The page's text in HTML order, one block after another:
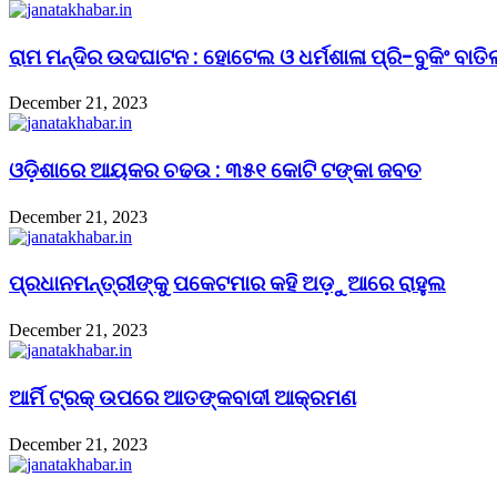
ରାମ ମନ୍ଦିର ଉଦଘାଟନ : ହୋଟେଲ ଓ ଧର୍ମଶାଳା ପ୍ରି-ବୁକିଂ
December 21, 2023
ଓଡ଼ିଶାରେ ଆୟକର ଚଢଉ : ୩୫୧ କୋଟି ଟଙ୍କା ଜବତ
December 21, 2023
ପ୍ରଧାନମନ୍ତ୍ରୀଙ୍କୁ ପକେଟମାର କହି ଅଡ଼ୁଆରେ ରାହୁଲ
December 21, 2023
ଆର୍ମି ଟ୍ରକ୍ ଉପରେ ଆତଙ୍କବାଦୀ ଆକ୍ରମଣ
December 21, 2023